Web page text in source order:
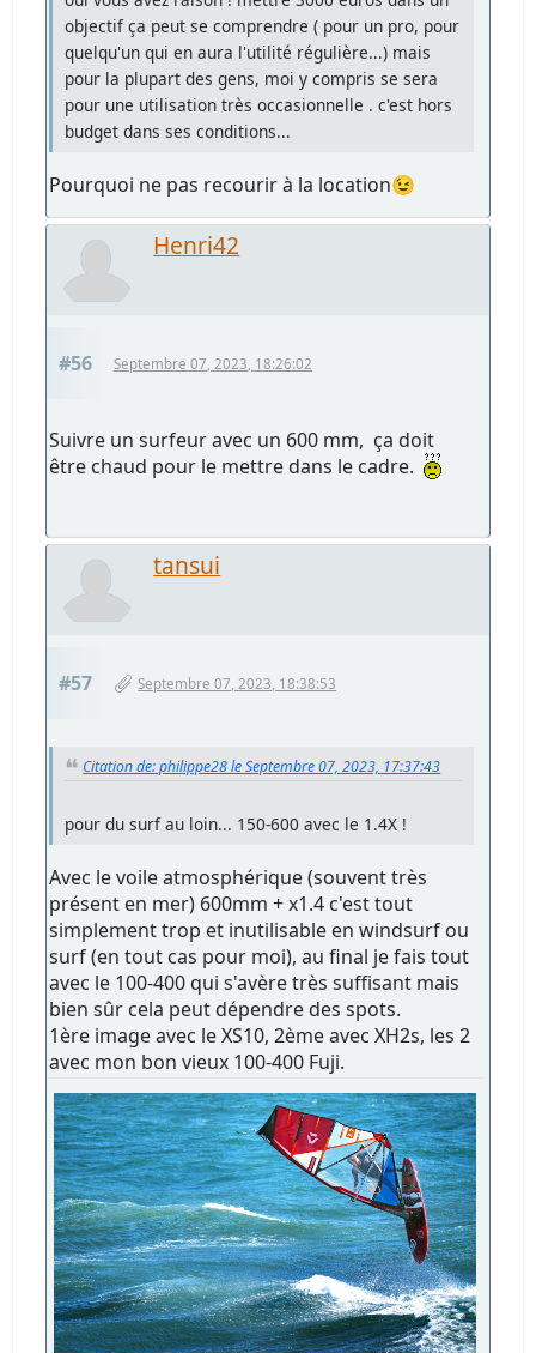
objectif ça peut se comprendre ( pour un pro, pour
quelqu'un qui en aura l'utilité régulière...) mais
pour la plupart des gens, moi y compris se sera
pour une utilisation très occasionnelle . c'est hors
budget dans ses conditions...
Pourquoi ne pas recourir à la location😉
Henri42
#56 Septembre 07, 2023, 18:26:02
Suivre un surfeur avec un 600 mm, ça doit
être chaud pour le mettre dans le cadre.
tansui
#57 Septembre 07, 2023, 18:38:53
Citation de: philippe28 le Septembre 07, 2023, 17:37:43
pour du surf au loin... 150-600 avec le 1.4X !
Avec le voile atmosphérique (souvent très
présent en mer) 600mm + x1.4 c'est tout
simplement trop et inutilisable en windsurf ou
surf (en tout cas pour moi), au final je fais tout
avec le 100-400 qui s'avère très suffisant mais
bien sûr cela peut dépendre des spots.
1ère image avec le XS10, 2ème avec XH2s, les 2
avec mon bon vieux 100-400 Fuji.